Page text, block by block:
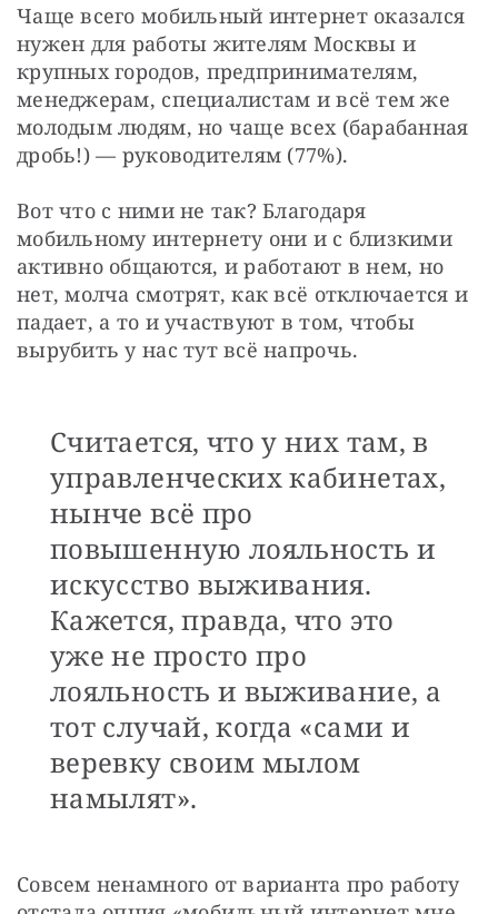
Чаще всего мобильный интернет оказался
нужен для работы жителям Москвы и
крупных городов, предпринимателям,
менеджерам, специалистам и всё тем же
молодым людям, но чаще всех (барабанная
дробь!) — руководителям (77%).
Вот что с ними не так? Благодаря
мобильному интернету они и с близкими
активно общаются, и работают в нем, но
нет, молча смотрят, как всё отключается и
падает, а то и участвуют в том, чтобы
вырубить у нас тут всё напрочь.
Считается, что у них там, в
управленческих кабинетах,
нынче всё про
повышенную лояльность и
искусство выживания.
Кажется, правда, что это
уже не просто про
лояльность и выживание, а
тот случай, когда «сами и
веревку своим мылом
намылят».
Совсем ненамного от варианта про работу